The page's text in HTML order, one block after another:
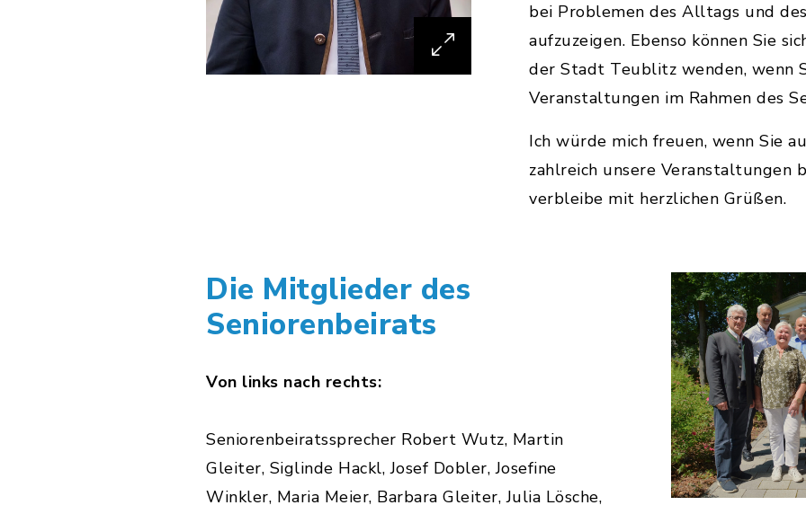
bei Problemen des Alltags und
aufzuzeigen. Ebenso können Sie
der Stadt Teublitz wenden, wenn
Veranstaltungen im Rahmen des
Ich würde mich freuen, wenn Sie
zahlreich unsere Veranstaltungen
verbleibe mit herzlichen Grüßen.
Die Mitglieder des
Seniorenbeirats
Von links nach rechts:
Seniorenbeiratssprecher Robert Wutz, Martin
Gleiter, Siglinde Hackl, Josef Dobler, Josefine
Winkler, Maria Meier, Barbara Gleiter, Julia Lösche,